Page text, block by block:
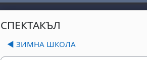
СПЕКТАКЪЛ
◀︎ ЗИМНА ШКОЛА